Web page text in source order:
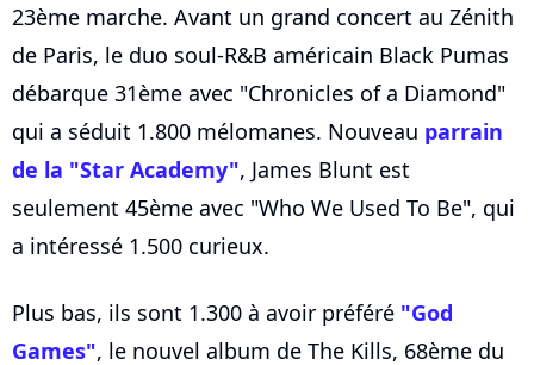
23ème marche. Avant un grand concert au Zénith
de Paris, le duo soul-R&B américain Black Pumas
débarque 31ème avec "Chronicles of a Diamond"
qui a séduit 1.800 mélomanes. Nouveau parrain
de la "Star Academy", James Blunt est
seulement 45ème avec "Who We Used To Be", qui
a intéressé 1.500 curieux.
Plus bas, ils sont 1.300 à avoir préféré "God
Games", le nouvel album de The Kills, 68ème du